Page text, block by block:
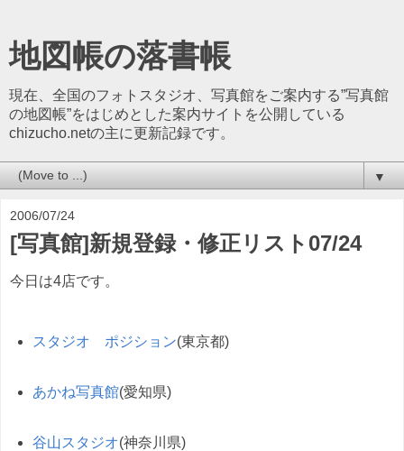
地図帳の落書帳
現在、全国のフォトスタジオ、写真館をご案内する”写真館
の地図帳”をはじめとした案内サイトを公開している
chizucho.netの主に更新記録です。
▼
2006/07/24
[写真館]新規登録・修正リスト07/24
今日は4店です。
スタジオ ポジション(東京都)
あかね写真館(愛知県)
谷山スタジオ(神奈川県)